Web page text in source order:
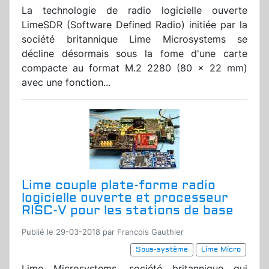
La technologie de radio logicielle ouverte
LimeSDR (Software Defined Radio) initiée par la
société britannique Lime Microsystems se
décline désormais sous la fome d'une carte
compacte au format M.2 2280 (80 x 22 mm)
avec une fonction...
Lime couple plate-forme radio
logicielle ouverte et processeur
RISC-V pour les stations de base
Publié le 29-03-2018 par Francois Gauthier
Sous-système
Lime Micro